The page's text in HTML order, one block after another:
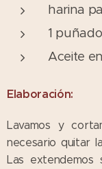
harina
1
Aceite
Elaboración:
Lavamos y
necesario quitar
Las extendemos